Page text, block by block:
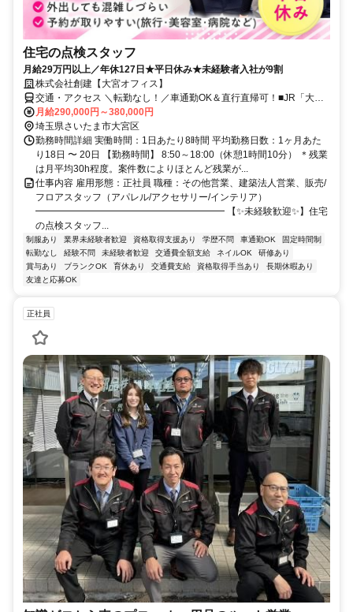
住宅の点検スタッフ
月給29万円以上／年休127日★平日休み★未経験者入社が9割
株式会社創建【大宮オフィス】
交通・アクセス ＼転勤なし！／車通勤OK＆直行直帰可！■JR「大宮
駅」より徒歩8分
月給290,000円～380,000円
埼玉県さいたま市大宮区
勤務時間詳細 実働時間：1日あたり8時間 平均勤務日数：1ヶ月あた
り18日 〜 20日 【勤務時間】 8:50～18:00（休憩1時間10分） ＊残業
は月平均30h程度。案件数によりほとんど残業が...
仕事内容 雇用形態：正社員 職種：その他営業、建築法人営業、販売/
フロアスタッフ（アパレル/アクセサリー/インテリア）
━━━━━━━━━━━━━━━━━━━━ 【✨未経験歓迎✨】住宅
の点検スタッフ...
制服あり 業界未経験者歓迎 資格取得支援あり 学歴不問 車通勤OK
固定時間制
転勤なし
経験不問 未経験者歓迎 交通費全額支給 ネイルOK
研修あり
賞与あり
ブランクOK 育休あり 交通費支給 資格取得手当あり
長期休暇あり
友達と応募OK
正社員